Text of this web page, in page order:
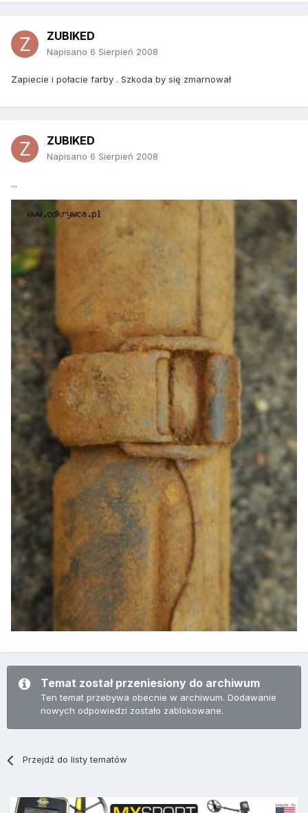
ZUBIKED
Napisano 6 Sierpień 2008
Zapiecie i połacie farby . Szkoda by się zmarnował
ZUBIKED
Napisano 6 Sierpień 2008
...
Temat został przeniesiony do archiwum
Ten temat przebywa obecnie w archiwum. Dodawanie
nowych odpowiedzi zostało zablokowane.
Przejdź do listy tematów